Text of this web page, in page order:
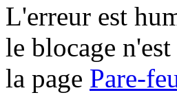
L'erreur est
le blocage
la page Pare-